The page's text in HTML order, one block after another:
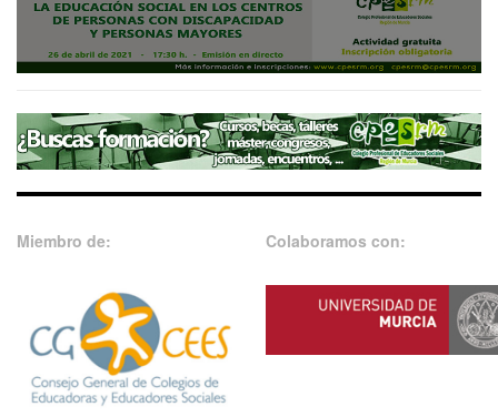
Miembro de: Colaboramos con: